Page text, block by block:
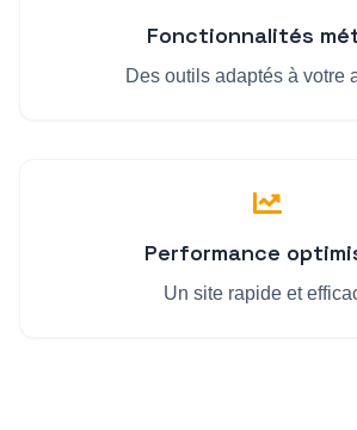
Fonctionnalités
Des outils adaptés à votre
Performance
Un site rapide et